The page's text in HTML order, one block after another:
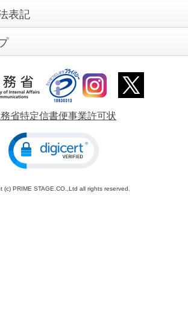
表記
省特定信書便事業許可状
(c) PRIME STAGE.CO.,Ltd all rights reserved.